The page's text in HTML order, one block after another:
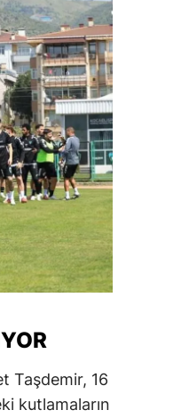
Taşdemir, 16
kutlamaların